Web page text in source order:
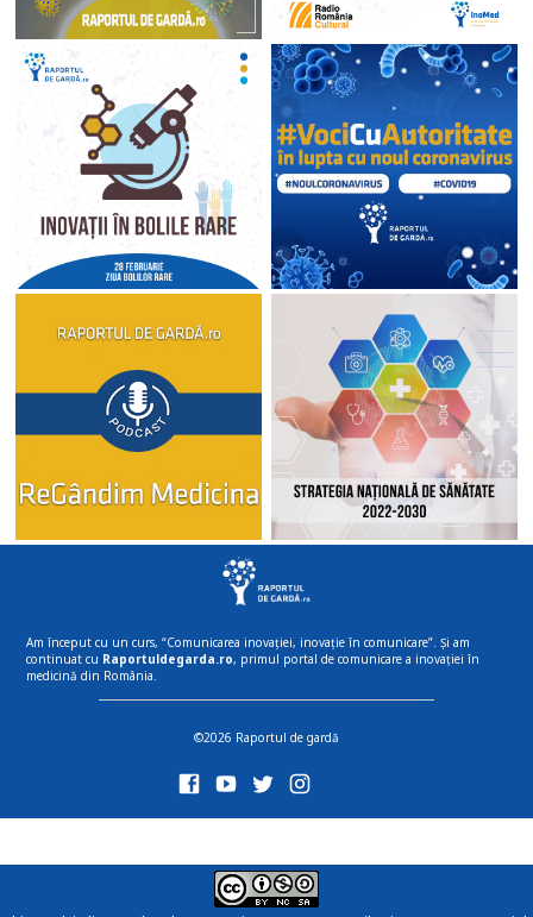
Am început cu un curs, “Comunicarea inovației, inovație în comunicare”. Și am
continuat cu Raportuldegarda.ro, primul portal de comunicare a inovației în
medicină din România.
©2026 Raportul de gardă